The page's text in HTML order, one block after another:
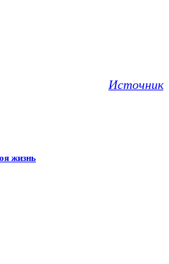
Источник
жизнь